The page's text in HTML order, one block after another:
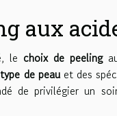
aux
le choix de peeling
type de peauet des
de privilégier un